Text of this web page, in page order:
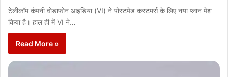
टेलीकॉम कंपनी वोडाफोन आइडिया (VI) ने पोस्टपेड कस्टमर्स के लिए नया प्लान पेश
किया है। हाल ही में VI ने…
Read More »